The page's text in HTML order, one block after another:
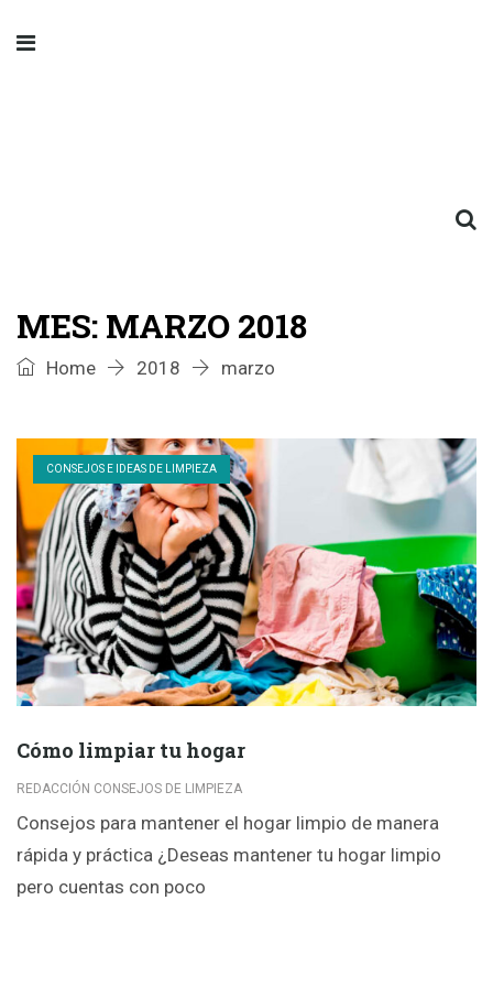
MES: MARZO 2018
Home 2018 marzo
CONSEJOS E IDEAS DE LIMPIEZA
Cómo limpiar tu hogar
REDACCIÓN CONSEJOS DE LIMPIEZA
Consejos para mantener el hogar limpio de manera
rápida y práctica ¿Deseas mantener tu hogar limpio
pero cuentas con poco